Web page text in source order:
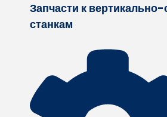
Запчасти к
станкам